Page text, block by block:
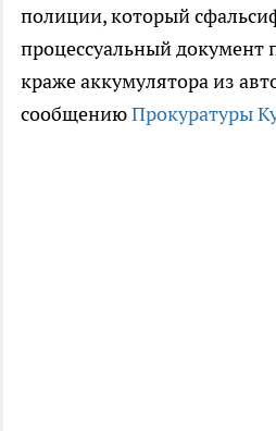
полиции, который
процессуальный документ
краже аккумулятора из
сообщениюПрокуратуры